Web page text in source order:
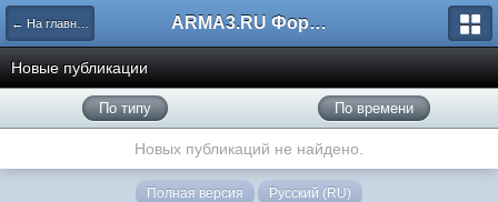
← На главную ARMA3.RU Форум
Новые публикации
По типу По времени
Новых публикаций не найдено.
Полная версия Русский (RU)